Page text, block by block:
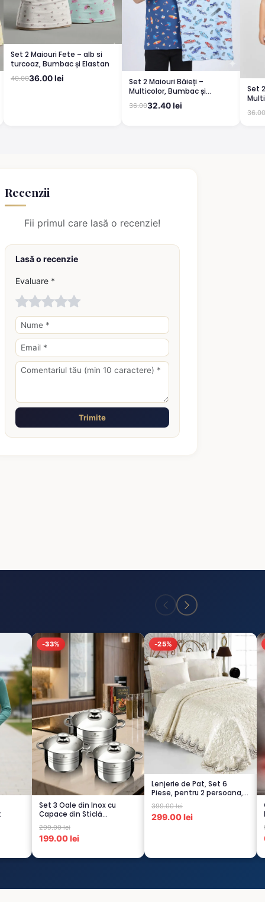
Set 2 Maiouri Fete – alb si
turcoaz, Bumbac și Elastan
40.0036.00 lei
Set 2 Maiouri Băieți –
Multicolor, Bumbac și
Elastan
36.0032.40 lei
Set
36.00
Recenzii
Fii primul care lasă o recenzie!
Lasă o recenzie
Evaluare *
Trimite
-33%
Set 3 Oale din Inox cu
Capace din Sticlă
Termorezistent...
299.00 lei
199.00 lei
-25%
Lenjerie de Pat, Set 6
Piese, pentru 2 persoana,
CREM-4...
399.00 lei
299.00 lei